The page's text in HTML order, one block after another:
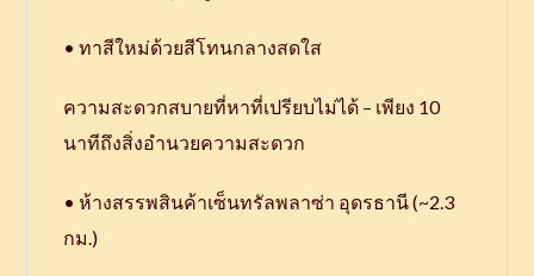
• ทาสีใหม่ด้วยสีโทนกลางสดใส
ความสะดวกสบายที่หาที่เปรียบไม่ได้ – เพียง 10
นาทีถึงสิ่งอำนวยความสะดวก
• ห้างสรรพสินค้าเซ็นทรัลพลาซ่า อุดรธานี (~2.3
กม.)